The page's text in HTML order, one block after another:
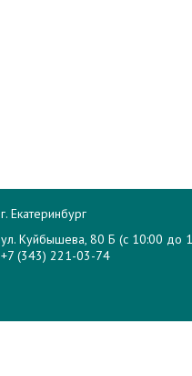
г. Екатеринбург
ул. Куйбышева, 80 Б (с 10:00 до
+7 (343) 221-03-74